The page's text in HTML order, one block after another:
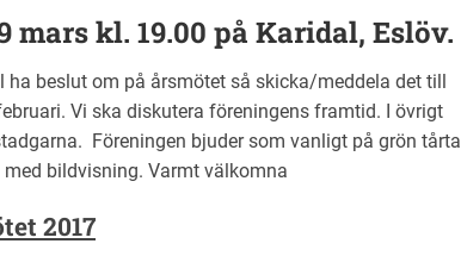
mars kl. 19.00 på Karidal, Eslöv.
ha beslut om på årsmötet så skicka/meddela det till
Vi ska diskutera föreningens framtid. I övrigt
Föreningen bjuder som vanligt på grön tårta
bildvisning. Varmt välkomna
2017